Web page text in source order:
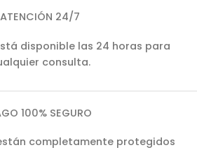
ATENCIÓN 24/7
disponible las 24 horas para
consulta.
100% SEGURO
completamente protegidos